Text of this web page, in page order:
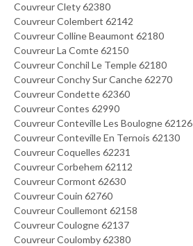
Couvreur Clety 62380
Couvreur Colembert 62142
Couvreur Colline Beaumont 62180
Couvreur La Comte 62150
Couvreur Conchil Le Temple 62180
Couvreur Conchy Sur Canche 62270
Couvreur Condette 62360
Couvreur Contes 62990
Couvreur Conteville Les Boulogne 62126
Couvreur Conteville En Ternois 62130
Couvreur Coquelles 62231
Couvreur Corbehem 62112
Couvreur Cormont 62630
Couvreur Couin 62760
Couvreur Coullemont 62158
Couvreur Coulogne 62137
Couvreur Coulomby 62380